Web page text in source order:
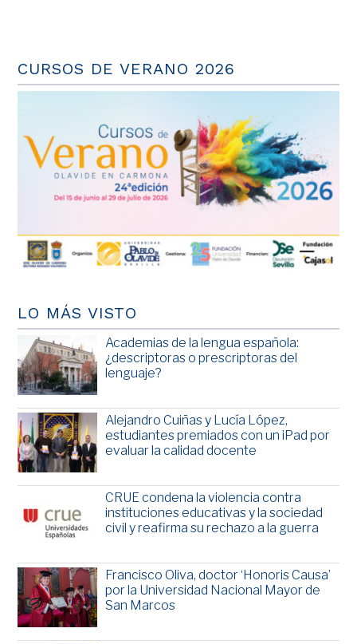
CURSOS DE VERANO 2026
LO MÁS VISTO
Academias de la lengua española:
¿descriptoras o prescriptoras del
lenguaje?
Alejandro Cuiñas y Lucía López,
estudiantes premiados con un iPad por
evaluar la calidad docente
CRUE condena la violencia contra
instituciones educativas y la sociedad
civil y reafirma su rechazo a la guerra
Francisco Oliva, doctor ‘Honoris Causa’
por la Universidad Nacional Mayor de
San Marcos